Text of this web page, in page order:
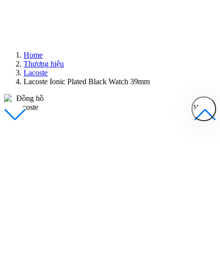
Home
Thương hiệu
Lacoste
Lacoste Ionic Plated Black Watch 39mm
MENU
Đồng Hồ Nam